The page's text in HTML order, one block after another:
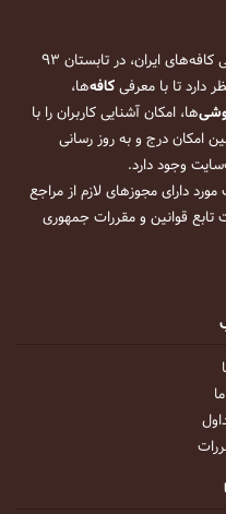
کافه‌یاب به عنوان مرجع معرفی و اطلاع‌رسانی کافه‌های ایران، در تابستان ۹۳
دارد تا با معرفیکافه‌ها،
‌ها، امکان آشنایی کاربران را با
امکان درج و به روز رسانی
وجود دارد.
دارای مجوزهای لازم از مراجع
قوانین و مقررات جمهوری